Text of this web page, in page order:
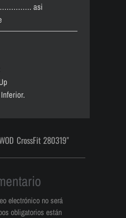
asi
CrossFit 280319"
electrónico no será
obligatorios están